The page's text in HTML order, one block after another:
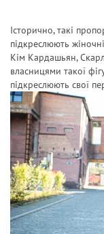
Історично, такі
підкреслюють
Кім Кардашьян,
власницями такої
підкреслюють свої